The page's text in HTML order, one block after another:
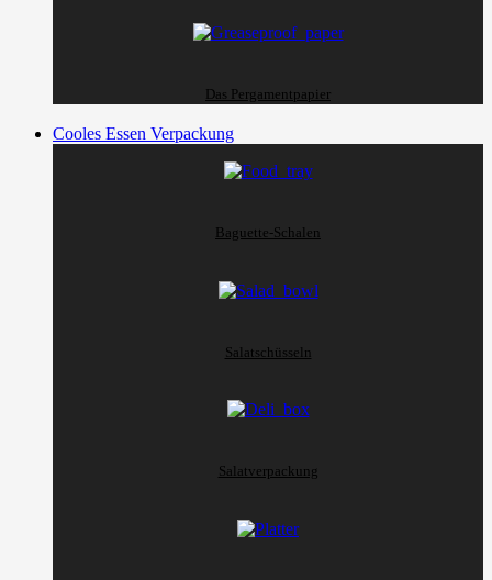
Das Pergamentpapier
Cooles Essen Verpackung
Baguette-Schalen
Salatschüsseln
Salatverpackung